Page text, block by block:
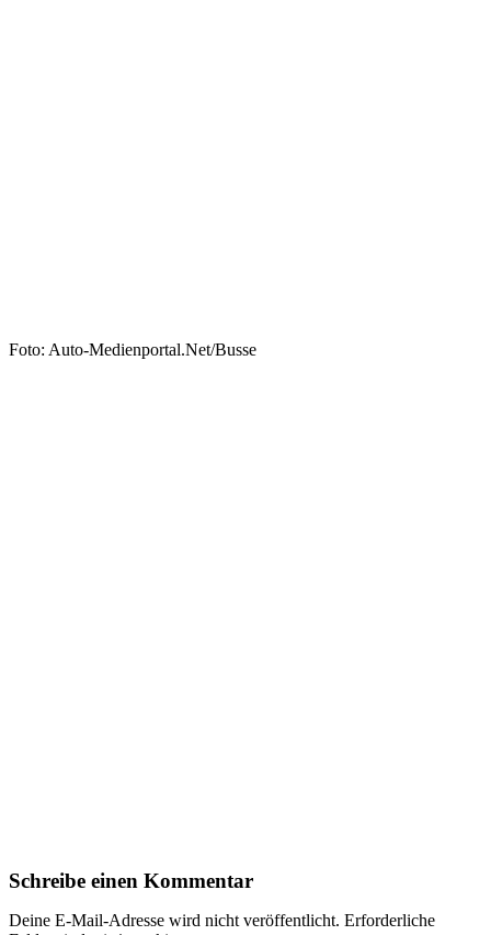
Foto: Auto-Medienportal.Net/Busse
Schreibe einen Kommentar
Deine E-Mail-Adresse wird nicht veröffentlicht. Erforderliche